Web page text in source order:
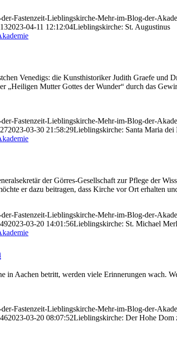
Fastenzeit-Lieblingskirche-Mehr-im-Blog-der-
2023-04-11 12:12:04Lieblingskirche: St. Augustinus
Venedigs: die Kunsthistoriker Judith Graefe und
Mutter Gottes der Wunder“ durch das
Fastenzeit-Lieblingskirche-Mehr-im-Blog-der-
2023-03-30 21:58:29Lieblingskirche: Santa Maria dei
der Görres-Gesellschaft zur Pflege der
er dazu beitragen, dass Kirche vor Ort erhalten
Fastenzeit-Lieblingskirche-Mehr-im-Blog-der-
2023-03-20 14:01:56Lieblingskirche: St. Michael Merl
Aachen betritt, werden viele Erinnerungen wach.
Fastenzeit-Lieblingskirche-Mehr-im-Blog-der-
2023-03-20 08:07:52Lieblingskirche: Der Hohe Dom